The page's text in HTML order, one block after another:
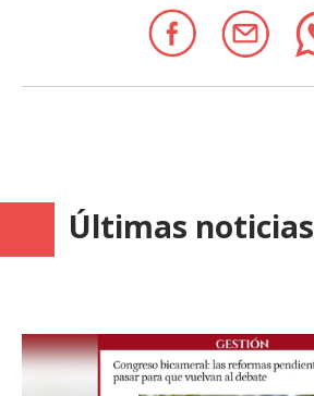
Últimas noticias